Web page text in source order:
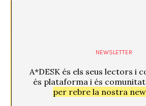
NEWSLETTER
A*DESK és els seus lectors i
és plataforma i és
per rebre la nostra